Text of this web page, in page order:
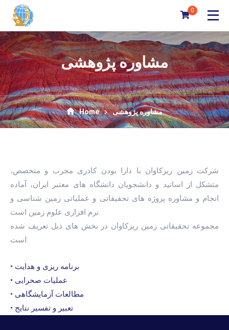
0
مشاوره پژوهشی
Home مشاوره پژوهشی
شرکت زمین ریزکاوان با دارا بودن کادری مجرب و متخصص،
متشکل از اساتید و دانشجویان دانشگاه های معتبر ایران، آماده
انجام و مشاوره پروژه های تحقیقاتی و عملیاتی زمین شناسی و
مجموعه تحقیقاتی زمین ریزکاوان در بخش های ذیل تعریف شده
است:
• برنامه ریزی و هدایت
• عملیات صحرایی
• مطالعات آزمایشگاهی
• تعبیر و تفسیر نتایج